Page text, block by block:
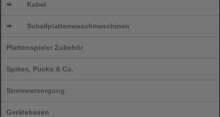
➨ Kabel
➨ Schallplattenwaschmaschinen
Plattenspieler Zubehör
Spikes, Pucks & Co.
Stromversorgung
Gerätebasen